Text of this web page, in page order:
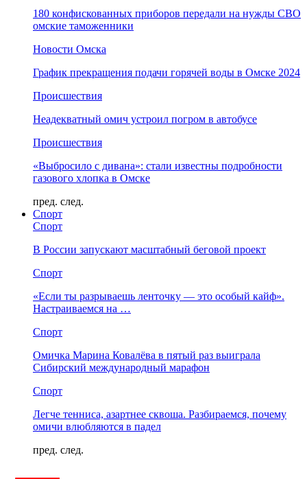
180 конфискованных приборов передали на нужды СВО
омские таможенники
Новости Омска
График прекращения подачи горячей воды в Омске 2024
Происшествия
Неадекватный омич устроил погром в автобусе
Происшествия
«Выбросило с дивана»: стали известны подробности
газового хлопка в Омске
пред. след.
Спорт
Спорт
В России запускают масштабный беговой проект
Спорт
«Если ты разрываешь ленточку — это особый кайф».
Настраиваемся на …
Спорт
Омичка Марина Ковалёва в пятый раз выиграла
Сибирский международный марафон
Спорт
Легче тенниса, азартнее сквоша. Разбираемся, почему
омичи влюбляются в падел
пред. след.